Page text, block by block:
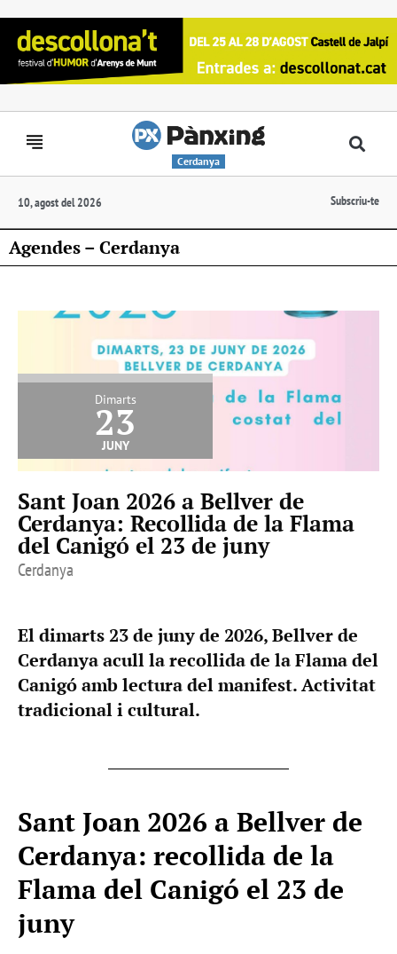
Cerdanya
10, agost del 2026 Subscriu-te
Agendes – Cerdanya
Dimarts
23
juny
Sant Joan 2026 a Bellver de
Cerdanya: Recollida de la Flama
del Canigó el 23 de juny
Cerdanya
El dimarts 23 de juny de 2026, Bellver de
Cerdanya acull la recollida de la Flama del
Canigó amb lectura del manifest. Activitat
tradicional i cultural.
Sant Joan 2026 a Bellver de
Cerdanya: recollida de la
Flama del Canigó el 23 de
juny